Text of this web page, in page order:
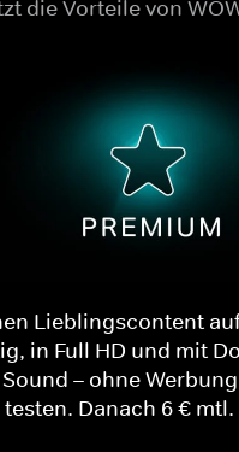
die Vorteile von
Lieblingscontent
in Full HD und mit
– ohne
Danach 6 €